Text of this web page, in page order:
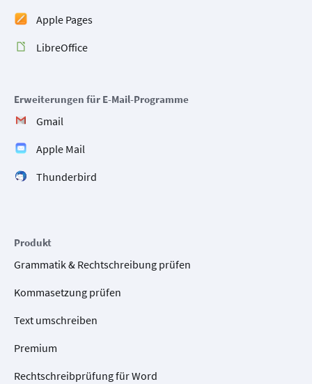
Apple Pages
LibreOffice
Erweiterungen für E-Mail-Programme
Gmail
Apple Mail
Thunderbird
Produkt
Grammatik & Rechtschreibung prüfen
Kommasetzung prüfen
Text umschreiben
Premium
Rechtschreibprüfung für Word